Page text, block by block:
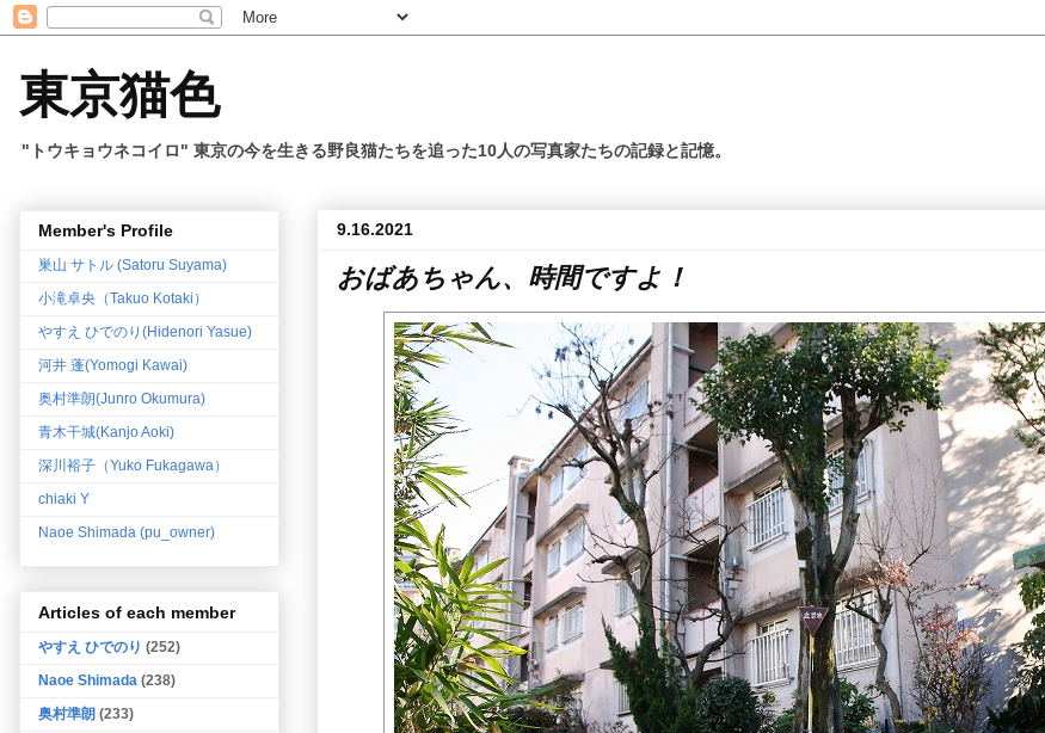
東京猫色
"トウキョウネコイロ" 東京の今を生きる野良猫たちを追った10人の写真家たちの記録と記憶。
9.16.2021
おばあちゃん、時間ですよ！
Member's Profile
巣山 サトル (Satoru Suyama)
小滝卓央（Takuo Kotaki）
やすえ ひでのり(Hidenori Yasue)
河井 蓬(Yomogi Kawai)
奥村準朗(Junro Okumura)
青木干城(Kanjo Aoki)
深川裕子（Yuko Fukagawa）
chiaki Y
Naoe Shimada (pu_owner)
Articles of each member
やすえ ひでのり (252)
Naoe Shimada (238)
奥村準朗 (233)